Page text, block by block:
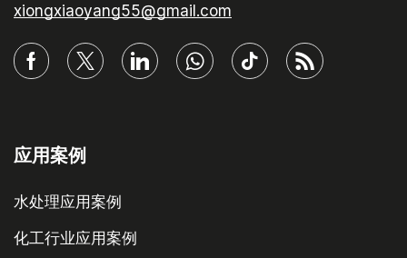
xiongxiaoyang55@gmail.com
应用案例
水处理应用案例
化工行业应用案例